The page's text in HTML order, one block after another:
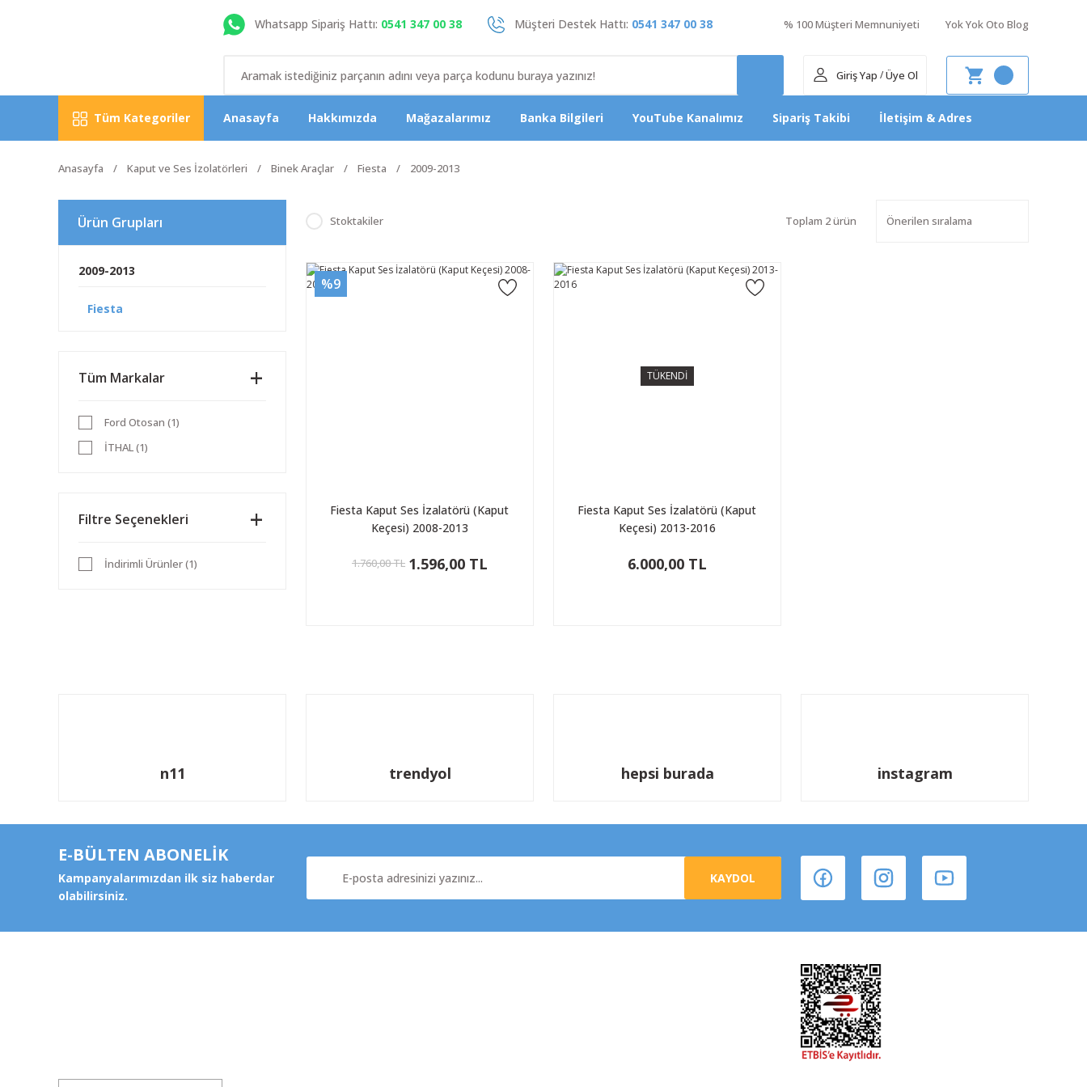
Whatsapp Sipariş Hattı: 0541 347 00 38 Müşteri Destek Hattı: 0541 347 00 38 % 100 Müşteri Memnuniyeti Yok Yok Oto Blog
Giriş Yap /Üye Ol
Tüm Kategoriler Anasayfa Hakkımızda Mağazalarımız Banka Bilgileri YouTube Kanalımız Sipariş Takibi İletişim & Adres
Anasayfa Kaput ve Ses İzolatörleri Binek Araçlar Fiesta 2009-2013
Ürün Grupları
2009-2013
Fiesta
Tüm Markalar
Ford Otosan (1)
İTHAL (1)
Filtre Seçenekleri
İndirimli Ürünler (1)
Stoktakiler Toplam 2 ürün
%9
Fiesta Kaput Ses İzalatörü (Kaput
Keçesi) 2008-2013
1.760,00 TL 1.596,00 TL
TÜKENDİ
Fiesta Kaput Ses İzalatörü (Kaput
Keçesi) 2013-2016
6.000,00 TL
n11 trendyol hepsi burada instagram
E-BÜLTEN ABONELİK
Kampanyalarımızdan ilk siz haberdar
olabilirsiniz.
KAYDOL